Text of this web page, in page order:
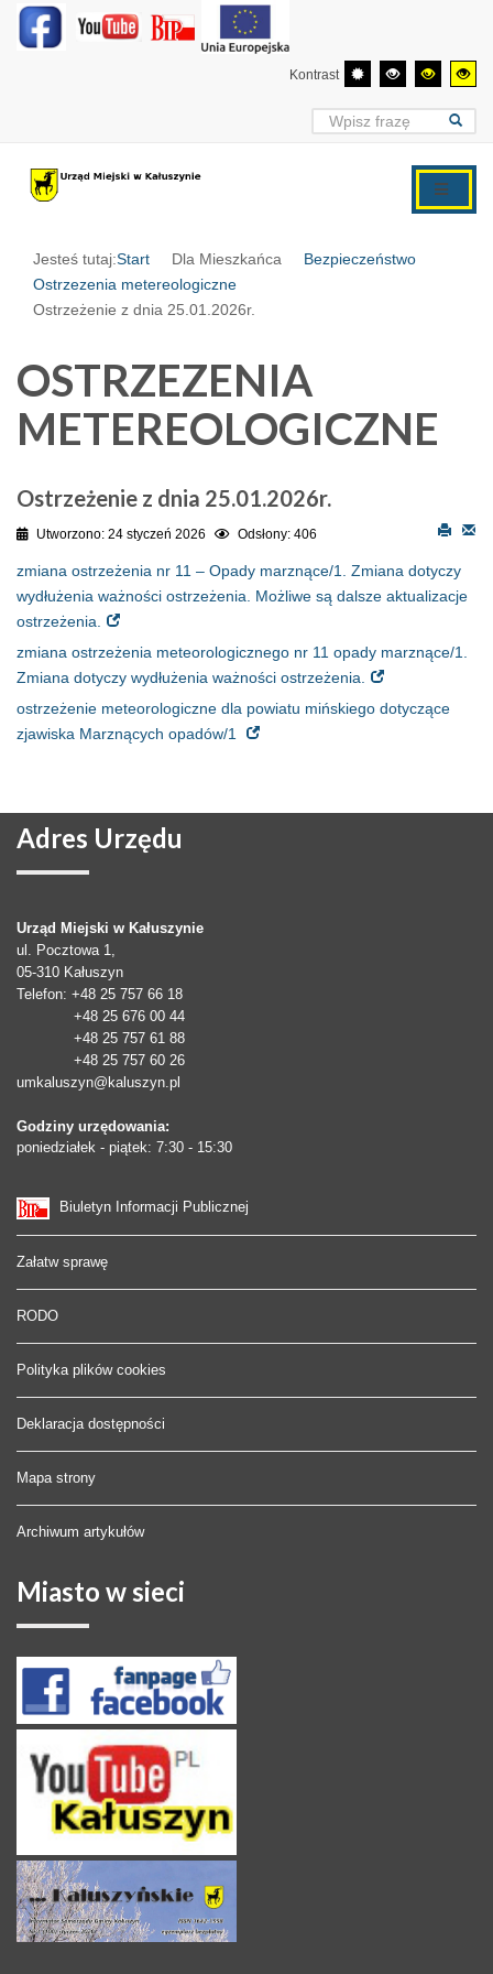
Kontrast
Jesteś tutaj:Start Dla Mieszkańca
Bezpieczeństwo
Ostrzezenia metereologiczne
Ostrzeżenie z dnia 25.01.2026r.
OSTRZEZENIA
METEREOLOGICZNE
Ostrzeżenie z dnia 25.01.2026r.
Utworzono: 24 styczeń 2026 Odsłony: 406
zmiana ostrzeżenia nr 11 – Opady marznące/1. Zmiana dotyczy
wydłużenia ważności ostrzeżenia. Możliwe są dalsze aktualizacje
ostrzeżenia.
zmiana ostrzeżenia meteorologicznego nr 11 opady marznące/1.
Zmiana dotyczy wydłużenia ważności ostrzeżenia.
ostrzeżenie meteorologiczne dla powiatu mińskiego dotyczące
zjawiska Marznących opadów/1
Adres Urzędu
Urząd Miejski w Kałuszynie
ul. Pocztowa 1,
05-310 Kałuszyn
Telefon: +48 25 757 66 18
+48 25 676 00 44
+48 25 757 61 88
+48 25 757 60 26
umkaluszyn@kaluszyn.pl
Godziny urzędowania:
poniedziałek - piątek: 7:30 - 15:30
Biuletyn Informacji Publicznej
Załatw sprawę
RODO
Polityka plików cookies
Deklaracja dostępności
Mapa strony
Archiwum artykułów
Miasto w sieci